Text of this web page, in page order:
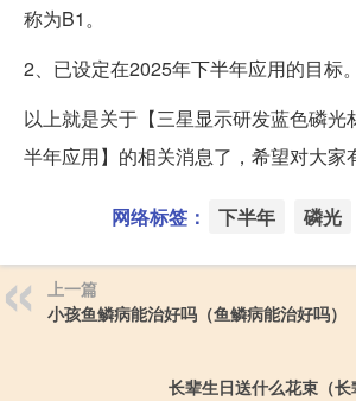
称为B1。
2、已设定在2025年下半年应用的目标。
以上就是关于【三星显示研发蓝色磷光
半年应用】的相关消息了，希望对大家
网络标签： 下半年 磷光
上一篇
小孩鱼鳞病能治好吗（鱼鳞病能治好吗）
长辈生日送什么花束（长